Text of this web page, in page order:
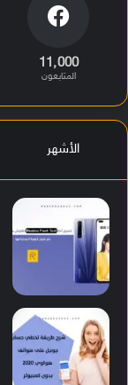
11٬000
المتابعون
الأشهر